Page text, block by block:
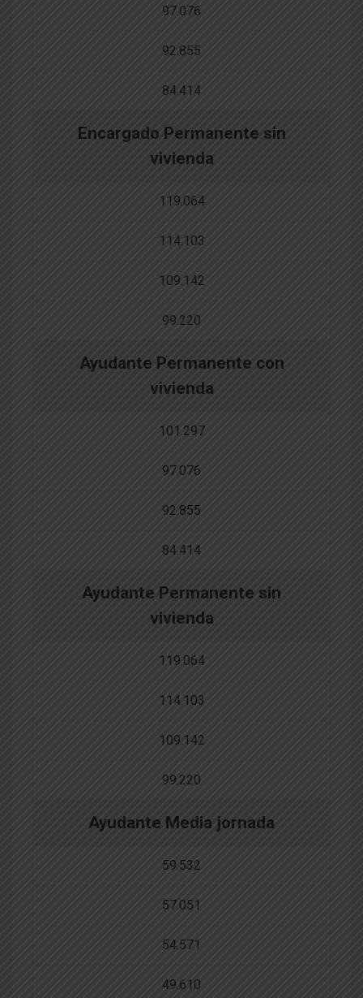
97.076
92.855
84.414
Encargado Permanente sin
vivienda
119.064
114.103
109.142
99.220
Ayudante Permanente con
vivienda
101.297
97.076
92.855
84.414
Ayudante Permanente sin
vivienda
119.064
114.103
109.142
99.220
Ayudante Media jornada
59.532
57.051
54.571
49.610